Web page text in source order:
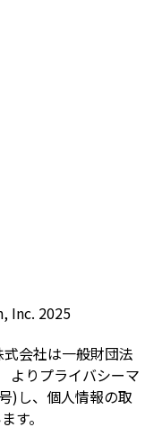
Inc. 2025
会社は一般財団法
よりプライバシーマ
)し、個人情報の取
す。